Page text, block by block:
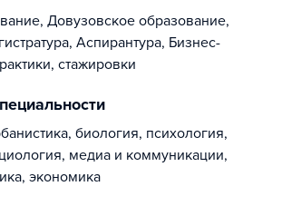
Довузовское образование,
Аспирантура, Бизнес-
стажировки
биология, психология,
медиа и коммуникации,
экономика